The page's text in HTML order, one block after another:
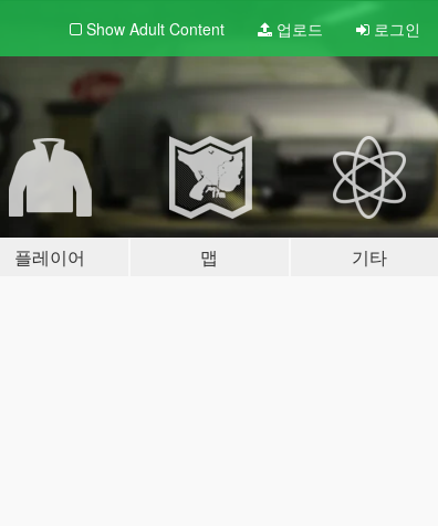
Show Adult Content 업로드 로그인
플레이어 맵 기타